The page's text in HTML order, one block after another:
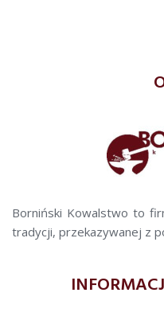
Borniński Kowalstwo to
tradycji, przekazywanej z